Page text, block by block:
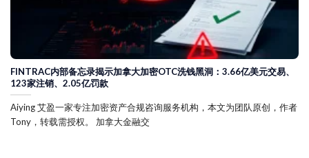
FINTRAC内部备忘录揭示加拿大加密OTC洗钱黑洞：3.66亿美元交易、
123家注销、2.05亿罚款
Aiying 艾盈一家专注加密资产合规咨询服务机构，本文为团队原创，作者
Tony，转载需授权。 加拿大金融交